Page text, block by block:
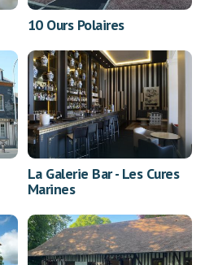
10 Ours Polaires
La Galerie Bar - Les Cures
Marines